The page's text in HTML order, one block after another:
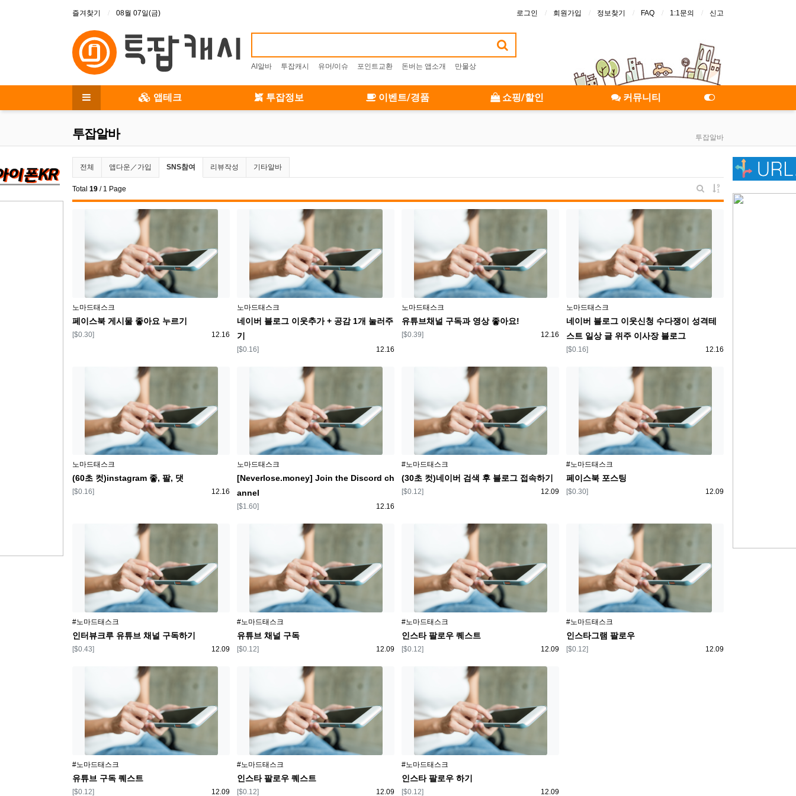
즐겨찾기 08월 07일(금) 로그인 회원가입 정보찾기 FAQ 1:1문의 신고
AI알바 투잡캐시 유머/이슈 포인트교환 돈버는 앱소개 만물상
앱테크 투잡정보 이벤트/경품 쇼핑/할인 커뮤니티
투잡알바
투잡알바
투잡알바 분류 목록
전체 앱다운／가입 현재 분류
SNS참여 리뷰작성 기타알바
Total 19 / 1 Page
게시판 검색
게시물 정렬
플랫폼
노마드태스크
페이스북 게시물 좋아요 누르기
등록일
12.16
보상
[$0.30]
플랫폼
노마드태스크
네이버 블로그 이웃추가 + 공감 1개 눌러주
기
등록일
12.16
보상
[$0.16]
플랫폼
노마드태스크
유튜브채널 구독과 영상 좋아요!
등록일
12.16
보상
[$0.39]
플랫폼
노마드태스크
네이버 블로그 이웃신청 수다쟁이 성격테
스트 일상 글 위주 이사장 블로그
등록일
12.16
보상
[$0.16]
플랫폼
노마드태스크
(60초 컷)instagram 좋, 팔, 댓
등록일
12.16
보상
[$0.16]
플랫폼
노마드태스크
[Neverlose.money] Join the Discord ch
annel
등록일
12.16
보상
[$1.60]
플랫폼
#노마드태스크
(30초 컷)네이버 검색 후 블로그 접속하기
등록일
12.09
보상
[$0.12]
플랫폼
#노마드태스크
페이스북 포스팅
등록일
12.09
보상
[$0.30]
플랫폼
#노마드태스크
인터뷰크루 유튜브 채널 구독하기
등록일
12.09
보상
[$0.43]
플랫폼
#노마드태스크
유튜브 채널 구독
등록일
12.09
보상
[$0.12]
플랫폼
#노마드태스크
인스타 팔로우 퀘스트
등록일
12.09
보상
[$0.12]
플랫폼
#노마드태스크
인스타그램 팔로우
등록일
12.09
보상
[$0.12]
플랫폼
#노마드태스크
유튜브 구독 퀘스트
등록일
12.09
보상
[$0.12]
플랫폼
#노마드태스크
인스타 팔로우 퀘스트
등록일
12.09
보상
[$0.12]
플랫폼
#노마드태스크
인스타 팔로우 하기
등록일
12.09
보상
[$0.12]